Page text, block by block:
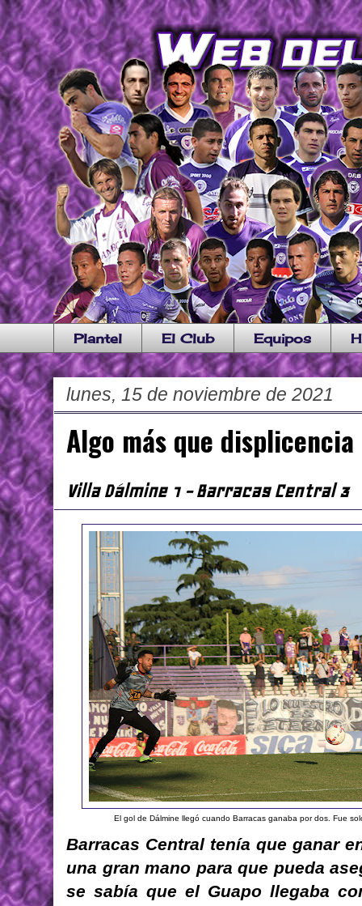
Plantel El Club Equipos
lunes, 15 de noviembre de 2021
Algo más que displicencia
Villa Dálmine 1 - Barracas Central 3
El gol de Dálmine llegó cuando Barracas ganaba por dos. Fue
Barracas Central tenía que ganar
una gran mano para que pueda
se sabía que el Guapo llegaba